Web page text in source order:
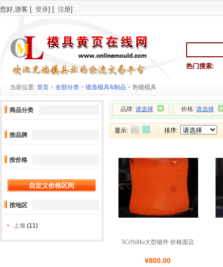
您好,游客 [ 登录] [ 注册]
热门搜索:
当前位置: 首页 > 全部分类 > 锻造模具&制品 > 热锻模具
商品分类
按品牌
按价格
按地区
上海 (11)
品牌: 请选择 价格: 请选择
显示: 排序:
5CrNiMo大型锻件 价格面议
店铺名称: 禹鸿热锻模具
¥800.00